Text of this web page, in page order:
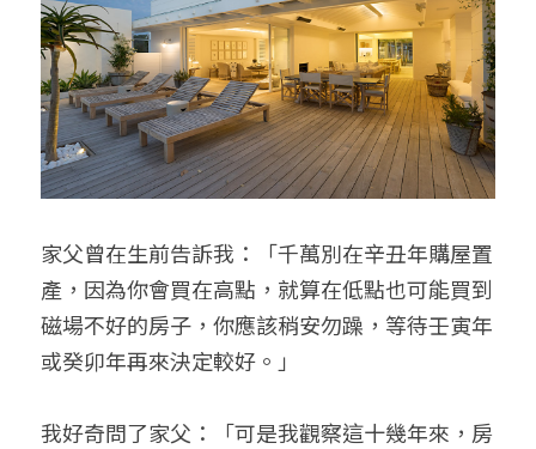
家父曾在生前告訴我：「千萬別在辛丑年購屋置
產，因為你會買在高點，就算在低點也可能買到
磁場不好的房子，你應該稍安勿躁，等待壬寅年
或癸卯年再來決定較好。」
我好奇問了家父：「可是我觀察這十幾年來，房